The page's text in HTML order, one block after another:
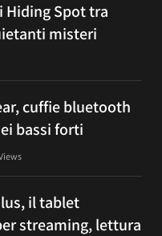
Spot tra
misteri
cuffie bluetooth
bassi forti
il tablet
streaming, lettura